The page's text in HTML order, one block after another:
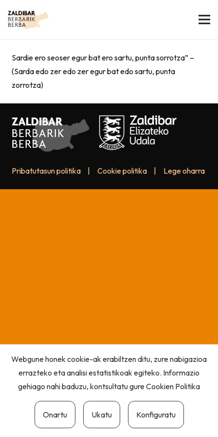
Sardie ero seoser egur bat ero sartu, punta sorrotza” –
(Sarda edo zer edo zer egur bat edo sartu, punta
zorrotza)
Pribatutasun politika Cookie politika Lege oharra
Webgune honek cookie-ak erabiltzen ditu, zure nabigazioa
errazteko eta analisi estatistikoak egiteko. Informazio
gehiago nahi baduzu, kontsultatu gureCookien Politika
Onartu Ukatu Konfiguratu